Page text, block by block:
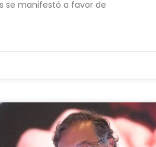
se manifestó a favor de